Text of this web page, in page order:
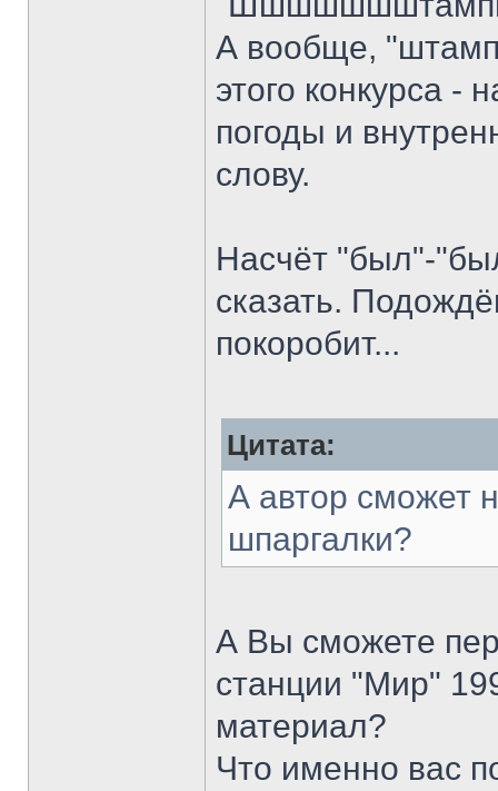
А вообще,
этого конкурса -
погоды и
слову.
Насчёт "был"-
сказать.
покоробит...
Цитата:
А автор сможет
шпаргалки?
А Вы сможете
станции "Мир"
материал?
Что именно вас